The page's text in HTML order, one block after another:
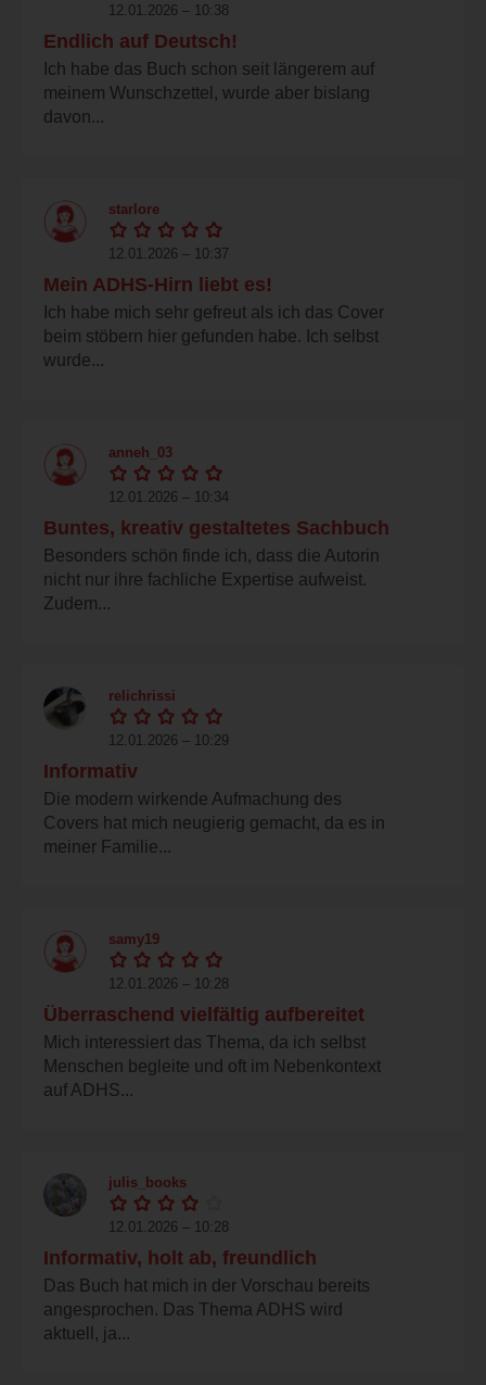
12.01.2026 – 10:38
Endlich auf Deutsch!
Ich habe das Buch schon seit längerem auf
meinem Wunschzettel, wurde aber bislang
davon...
starlore
12.01.2026 – 10:37
Mein ADHS-Hirn liebt es!
Ich habe mich sehr gefreut als ich das Cover
beim stöbern hier gefunden habe. Ich selbst
wurde...
anneh_03
12.01.2026 – 10:34
Buntes, kreativ gestaltetes Sachbuch
Besonders schön finde ich, dass die Autorin
nicht nur ihre fachliche Expertise aufweist.
Zudem...
relichrissi
12.01.2026 – 10:29
Informativ
Die modern wirkende Aufmachung des
Covers hat mich neugierig gemacht, da es in
meiner Familie...
samy19
12.01.2026 – 10:28
Überraschend vielfältig aufbereitet
Mich interessiert das Thema, da ich selbst
Menschen begleite und oft im Nebenkontext
auf ADHS...
julis_books
12.01.2026 – 10:28
Informativ, holt ab, freundlich
Das Buch hat mich in der Vorschau bereits
angesprochen. Das Thema ADHS wird
aktuell, ja...